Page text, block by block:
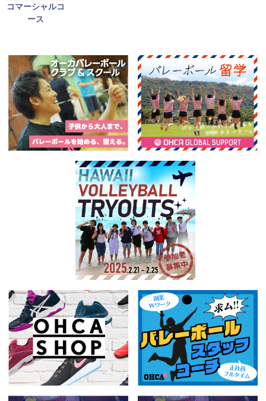
コマーシャルコ
ース